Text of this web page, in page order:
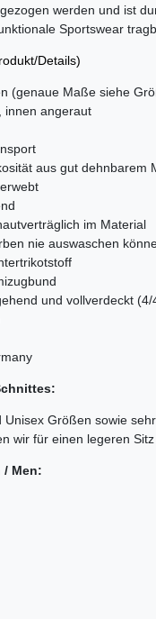
werden und ist
Sportswear
Details)
(genaue Maße siehe
innen angeraut
aus gut dehnbarem
im Material
nie auswaschen
und vollverdeckt (4/
Größen sowie
wir für einen legeren
/ Men: